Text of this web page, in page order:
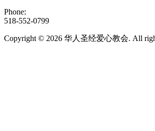
Phone:
518-552-0799
Copyright © 2026 华人圣经爱心教会. All